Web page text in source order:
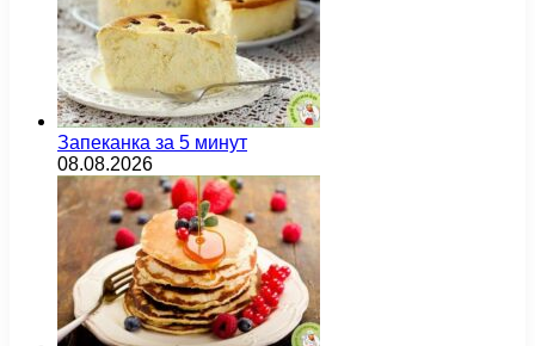
Запеканка за 5 минут
08.08.2026